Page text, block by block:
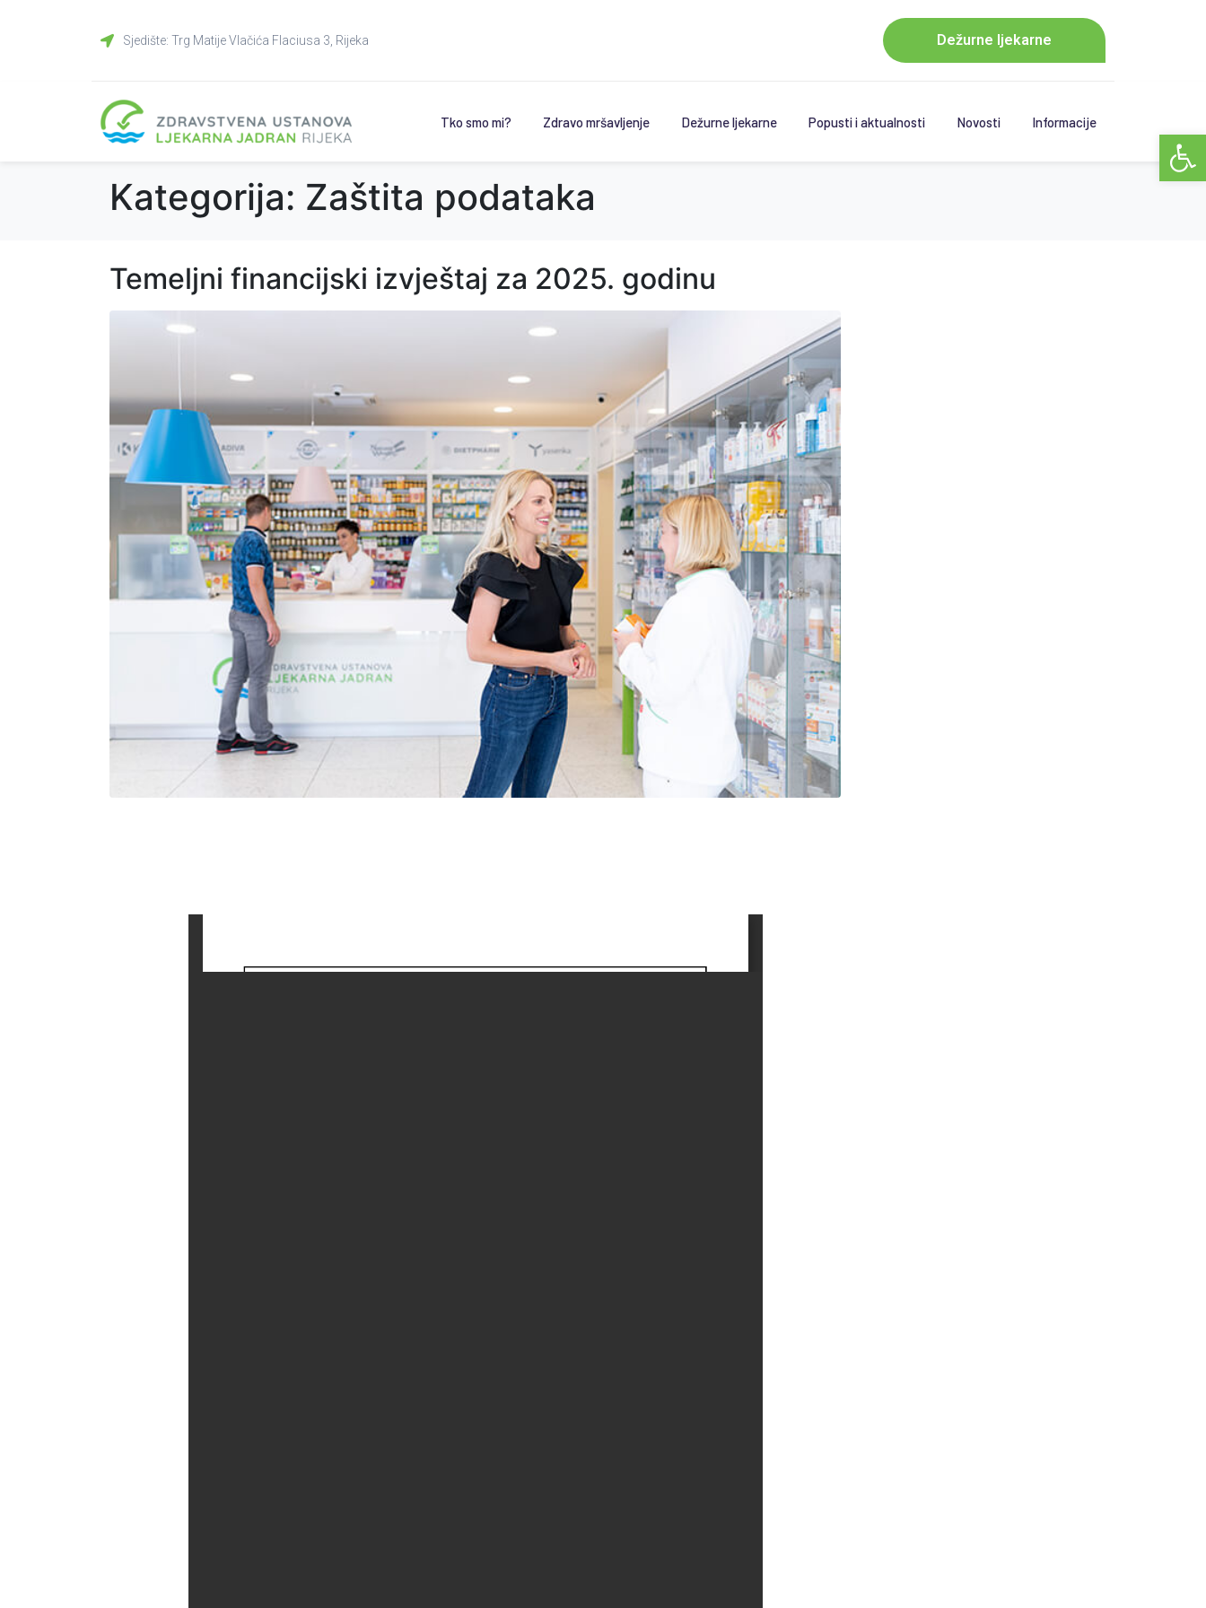
Sjedište: Trg Matije Vlačića Flaciusa 3, Rijeka Dežurne ljekarne
Tko smo mi? Zdravo mršavljenje Dežurne ljekarne Popusti i aktualnosti Novosti Informacije
Kategorija: Zaštita podataka
Temeljni financijski izvještaj za 2025. godinu